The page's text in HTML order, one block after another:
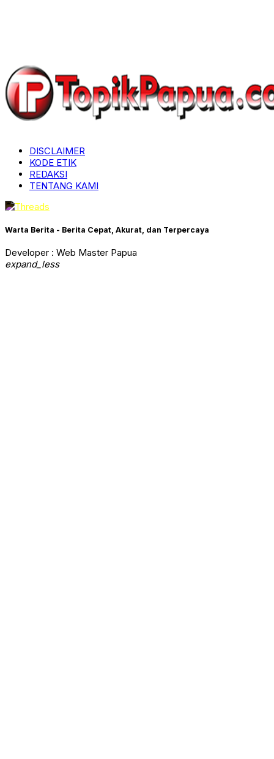
DISCLAIMER
KODE ETIK
REDAKSI
TENTANG KAMI
Warta Berita - Berita Cepat, Akurat, dan Terpercaya
Developer : Web Master Papua
expand_less